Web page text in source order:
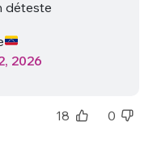
déteste
2026
18 0